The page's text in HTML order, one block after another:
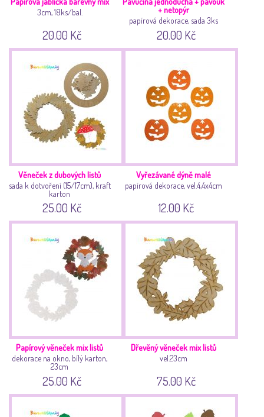
3cm, 18ks/bal.
20.00 Kč
+ netopýr
papírová dekorace, sada 3ks
20.00 Kč
Věneček z dubových listů
sada k dotvoření (15/17cm), kraft
karton
25.00 Kč
Vyřezávané dýně malé
papírová dekorace, vel.4,4x4cm
12.00 Kč
Papírový věneček mix listů
dekorace na okno, bílý karton,
23cm
25.00 Kč
Dřevěný věneček mix listů
vel.23cm
75.00 Kč